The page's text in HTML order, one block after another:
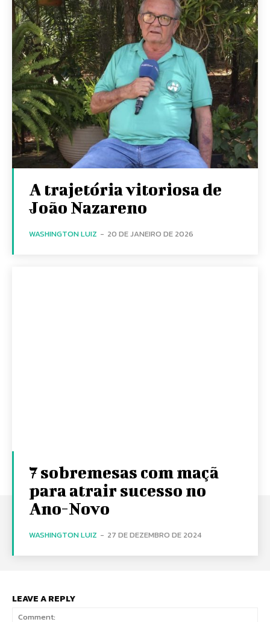
A trajetória vitoriosa de
João Nazareno
WASHINGTON LUIZ - 20 DE JANEIRO DE 2026
7 sobremesas com maçã
para atrair sucesso no
Ano-Novo
WASHINGTON LUIZ - 27 DE DEZEMBRO DE 2024
LEAVE A REPLY